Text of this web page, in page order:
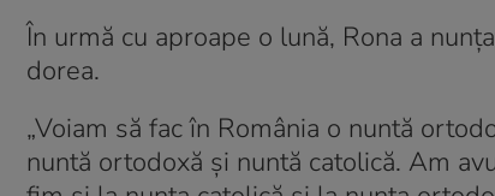
În urmă cu aproape o lună, Rona a
dorea.
„Voiam să fac în România o nuntă
nuntă ortodoxă şi nuntă catolică. Am